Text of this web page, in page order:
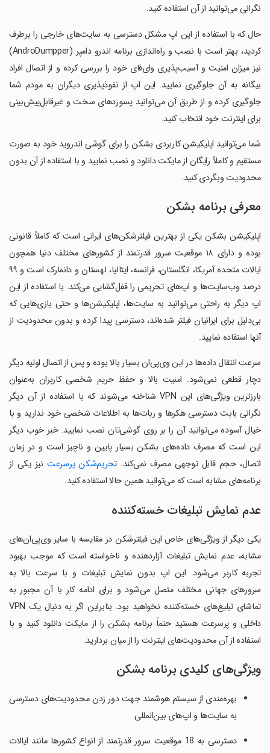
نگرانی می‌توانید از آن استفاده کنید.
حال که با استفاده از این اپ مشکل دسترسی به سایت‌های خارجی را برطرف
کردید، بهتر است با نصب و راه‌اندازی برنامه اندرو دامپر (AndroDumpper)
نیز میزان امنیت و آسیب‌پذیری وای‌فای خود را بررسی کرده و از اتصال افراد
بیگانه به آن جلوگیری نمایید. این اپ از نفوذپذیری دیگران به مودم شما
جلوگیری کرده و از طریق آن می‌توانید پسوردهای سخت و غیرقابل‌پیش‌بینی
برای اینترنت خود انتخاب کنید.
شما می‌توانید اپلیکیشن کاربردی بشکن را برای گوشی اندروید خود به صورت
مستقیم و کاملاً رایگان از مایکت دانلود و نصب نمایید و با استفاده از آن بدون
محدودیت وبگردی کنید.
معرفی برنامه بشکن
اپلیکیشن بشکن یکی از بهترین فیلترشکن‌های ایرانی است که کاملاً قانونی
بوده و دارای ۱۸ موقعیت سرور قدرتمند از کشورهای مختلف دنیا همچون
ایالات متحده آمریکا، انگلستان، فرانسه، ایتالیا، لهستان و دانمارک است و ۹۹
درصد وب‌سایت‌ها و اپ‌های تحریمی را قفل‌گشایی می‌کند. با استفاده از این
اپ دیگر به راحتی می‌توانید به سایت‌ها، اپلیکیشن‌ها و حتی بازی‌هایی که
بی‌دلیل برای ایرانیان فیلتر شده‌اند، دسترسی پیدا کرده و بدون محدودیت از
آنها استفاده نمایید.
سرعت انتقال داده‌ها در این وی‌پی‌ان بسیار بالا بوده و پس از اتصال اولیه دیگر
دچار قطعی نمی‌شود. امنیت بالا و حفظ حریم شخصی کاربران به‌عنوان
بارزترین ویژگی‌های این VPN شناخته می‌شوند که با استفاده از آن دیگر
نگرانی بابت دسترسی هکرها و ربات‌ها به اطلاعات شخصی خود ندارید و با
خیال آسوده می‌توانید آن را بر روی گوشی‌تان نصب نمایید. خبر خوب دیگر
این است که مصرف داده‌های بشکن بسیار پایین و ناچیز است و در زمان
اتصال، حجم قابل توجهی مصرف نمی‌کند. تحریم‌شکن پرسرعت نیز یکی از
برنامه‌های مشابه است که می‌توانید همین حالا استفاده کنید.
عدم نمایش تبلیغات خسته‌کننده
یکی دیگر از ویژگی‌های خاص این فیلترشکن در مقایسه با سایر وی‌پی‌ان‌های
مشابه، عدم نمایش تبلیغات آزاردهنده و ناخواسته است که موجب بهبود
تجربه کاربر می‌شود. این اپ بدون نمایش تبلیغات و با سرعت بالا به
سرورهای جهانی مختلف متصل می‌شود و برای ادامه کار با آن مجبور به
تماشای تبلیغ‌های خسته‌کننده نخواهید بود. بنابراین اگر به دنبال یک VPN
داخلی و پرسرعت هستید حتماً برنامه بشکن را از مایکت دانلود کنید و با
استفاده از آن محدودیت‌های اینترنت را از میان بردارید.
ویژگی‌های کلیدی برنامه بشکن
بهره‌مندی از سیستم هوشمند جهت دور زدن محدودیت‌های دسترسی
به سایت‌ها و اپ‌های بین‌المللی
دسترسی به 18 موقعیت سرور قدرتمند از انواع کشورها مانند ایالات